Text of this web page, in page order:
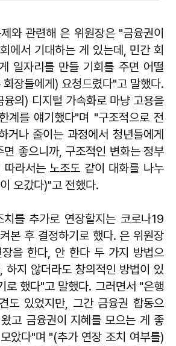
와 관련해 은 위원장은 "금융권이
에서 기대하는 게 있는데, 민간 회
일자리를 만들 기회를 주면 어떨
장들에게) 요청드렸다"고 말했다.
의) 디지털 가속화로 마냥 고용을
계를 얘기했다"며 "구조적으로 전
거나 줄이는 과정에서 청년들에게
면 좋으니까, 구조적인 변화는 정부
라서는 노조도 같이 대화를 나누
오갔다)"고 전했다.
를 추가로 연장할지는 코로나19
본 후 결정하기로 했다. 은 위원장
을 한다, 안 한다 두 가지 방법으
하지 않더라도 창의적인 방법이 있
로 했다"고 말했다. 그러면서 "은행
도 있었지만, 그간 금융권 합동으
고 금융권이 지혜를 모으는 게 좋
았다"며 "(추가 연장 조치 여부를)